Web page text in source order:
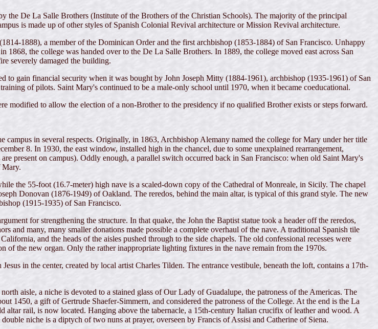
the De La Salle Brothers (Institute of the Brothers of the Christian Schools). The majority of the principal
is made up of other styles of Spanish Colonial Revival architecture or Mission Revival architecture.
1888), a member of the Dominican Order and the first archbishop (1853-1884) of San Francisco. Unhappy
the college was handed over to the De La Salle Brothers. In 1889, the college moved east across San
severely damaged the building.
to gain financial security when it was bought by John Joseph Mitty (1884-1961), archbishop (1935-1961) of San
of pilots. Saint Mary's continued to be a male-only school until 1970, when it became coeducational.
modified to allow the election of a non-Brother to the presidency if no qualified Brother exists or steps forward.
in several respects. Originally, in 1863, Archbishop Alemany named the college for Mary under her title
8. In 1930, the east window, installed high in the chancel, due to some unexplained rearrangement,
present on campus). Oddly enough, a parallel switch occurred back in San Francisco: when old Saint Mary's
Mary.
the 55-foot (16.7-meter) high nave is a scaled-down copy of the Cathedral of Monreale, in Sicily. The chapel
Donovan (1876-1949) of Oakland. The reredos, behind the main altar, is typical of this grand style. The new
(1915-1935) of San Francisco.
for strengthening the structure. In that quake, the John the Baptist statue took a header off the reredos,
and many, many smaller donations made possible a complete overhaul of the nave. A traditional Spanish tile
and the heads of the aisles pushed through to the side chapels. The old confessional recesses were
of the new organ. Only the rather inappropriate lighting fixtures in the nave remain from the 1970s.
in the center, created by local artist Charles Tilden. The entrance vestibule, beneath the loft, contains a 17th-
aisle, a niche is devoted to a stained glass of Our Lady of Guadalupe, the patroness of the Americas. The
1450, a gift of Gertrude Shaefer-Simmern, and considered the patroness of the College. At the end is the La
rail, is now located. Hanging above the tabernacle, a 15th-century Italian crucifix of leather and wood. A
niche is a diptych of two nuns at prayer, overseen by Francis of Assisi and Catherine of Siena.